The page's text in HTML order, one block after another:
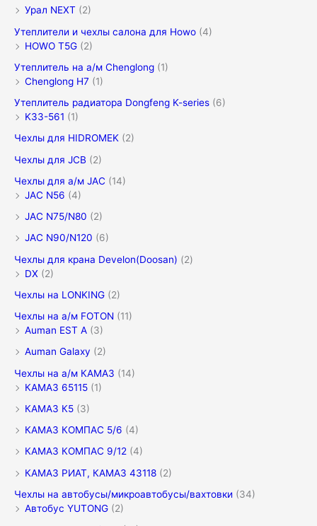
Урал NEXT (2)
Утеплители и чехлы салона для Howo (4)
HOWO T5G (2)
Утеплитель на а/м Chenglong (1)
Chenglong H7 (1)
Утеплитель радиатора Dongfeng K-series (6)
K33-561 (1)
Чехлы для HIDROMEK (2)
Чехлы для JCB (2)
Чехлы для а/м JAC (14)
JAC N56 (4)
JAC N75/N80 (2)
JAC N90/N120 (6)
Чехлы для крана Develon(Doosan) (2)
DX (2)
Чехлы на LONKING (2)
Чехлы на а/м FOTON (11)
Auman EST A (3)
Auman Galaxy (2)
Чехлы на а/м КАМАЗ (14)
КАМАЗ 65115 (1)
КАМАЗ К5 (3)
КАМАЗ КОМПАС 5/6 (4)
КАМАЗ КОМПАС 9/12 (4)
КАМАЗ РИАТ, КАМАЗ 43118 (2)
Чехлы на автобусы/микроавтобусы/вахтовки (34)
Автобус YUTONG (2)